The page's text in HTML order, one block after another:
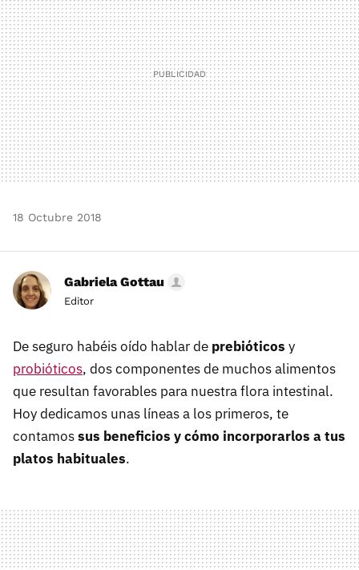
18 Octubre 2018
Gabriela Gottau
Editor
De seguro habéis oído hablar de prebióticos y
probióticos, dos componentes de muchos alimentos
que resultan favorables para nuestra flora intestinal.
Hoy dedicamos unas líneas a los primeros, te
contamossus beneficios y cómo incorporarlos a tus
platos habituales.